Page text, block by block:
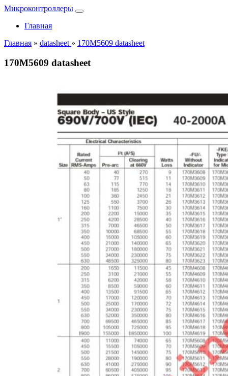
Микроконтроллеры
Главная
Главная » datasheet » 170M5609 datasheet
170M5609 datasheet